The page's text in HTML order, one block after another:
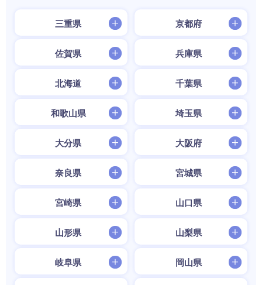
三重県 京都府
佐賀県 兵庫県
北海道 千葉県
和歌山県 埼玉県
大分県 大阪府
奈良県 宮城県
宮崎県 山口県
山形県 山梨県
岐阜県 岡山県